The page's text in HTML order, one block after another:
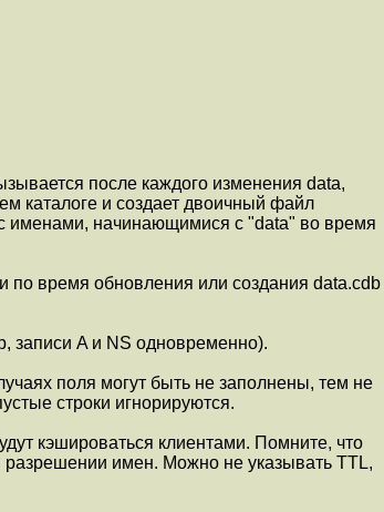
после каждого изменения data,
каталоге и создает двоичный файл
именами, начинающимися с "data" во время
по время обновления или создания data.cdb
записи A и NS одновременно).
поля могут быть не заполнены, тем не
строки игнорируются.
кэшироваться клиентами. Помните, что
имен. Можно не указывать TTL,